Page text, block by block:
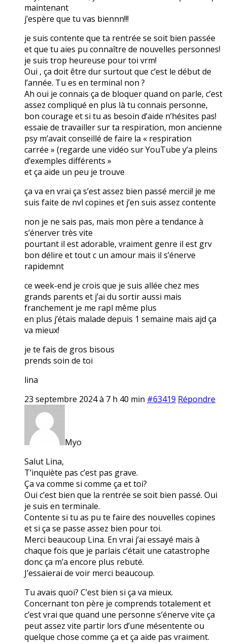
maintenant
j’espère que tu vas biennn!!!
je suis contente que ta rentrée se soit bien passée
et que tu aies pu connaître de nouvelles personnes!
je suis trop heureuse pour toi vrm!
Oui , ça doit être dur surtout que c’est le début de
l’année. Tu es en terminal non ?
Ah oui je connais ça de bloquer quand on parle, c’est
assez compliqué en plus là tu connais personne,
bon courage et si tu as besoin d’aide n’hésites pas!
essaie de travailler sur ta respiration, mon ancienne
psy m’avait conseillé de faire la « respiration
carrée » (regarde une vidéo sur YouTube y’a pleins
d’exemples différents »
et ça aide un peu je trouve
ça va en vrai ça s’est assez bien passé mercii! je me
suis faite de nvl copines et j’en suis assez contente
non je ne sais pas, mais mon père a tendance à
s’énerver très vite
pourtant il est adorable, vraiment genre il est grv
bon délire et tout c un amour mais il s’énerve
rapidemnt
ce week-end je crois que je suis allée chez mes
grands parents et j’ai du sortir aussi mais
franchement je me rapl même plus
en plus j’étais malade depuis 1 semaine mais ajd ça
va mieux!
je te fais de gros bisous
prends soin de toi
lina
23 septembre 2024 à 7 h 40 min #63419 Répondre
Myo
Salut Lina,
T’inquiète pas c’est pas grave.
Ça va comme si comme ça et toi?
Oui c’est bien que la rentrée se soit bien passé. Oui
je suis en terminale.
Contente si tu as pu te faire des nouvelles copines
et si ça se passe assez bien pour toi.
Merci beaucoup Lina. En vrai j’ai essayé mais à
chaque fois que je parlais c’était une catastrophe
donc ça m’a encore plus rebuté.
J’essaierai de voir merci beaucoup.
Tu avais quoi? C’est bien si ça va mieux.
Concernant ton père je comprends totalement et
c’est vrai que quand une personne s’énerve vite ça
peut assez vite partir lors d’une mésentente ou
quelque chose comme ça et ça aide pas vraiment.